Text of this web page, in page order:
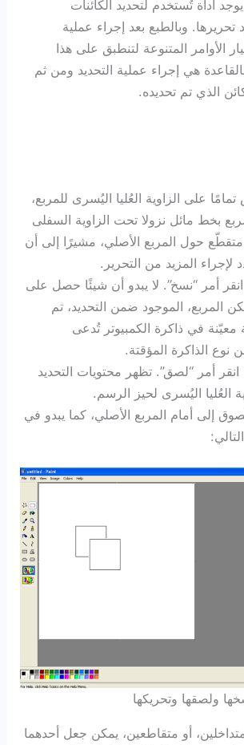
أداة تُستخدم لتحديد الكائنات
تحريرها. وبالطبع بعد إجراء عملية
الأوامر المتنوعة لتنطبق على هذا
هي إجراء عملية التحديد ومن ثم
الذي تم تحديده.
على الزاوية العُليا اليُسرى للمربع،
بخط مائل نزولا تحت الزاوية السفلى
حول المربع الأصلي، مشيرًا إلى أن
لإجراء المزيد من التحرير.
أمر “نسخ”. لا يبدو أن شيئًا حصل على
المربع، الموجود ضمن التحديد، تم
في ذاكرة الكمبيوتر تُدعى
نوع الذاكرة المؤقتة.
انقر أمر “لصق”. تظهر محتويات التحديد
العُليا اليُسرى لحيز الرسم.
إلى أمام المربع الأصلي، كما يبدو في
ولصقها وتحريكها
أو متقاطعين، يمكن جعل أحدهما